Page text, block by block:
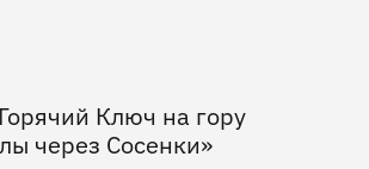
Ключ на гору
через Сосенки»
Абсолютная высотаНабор высотыСброс высоты